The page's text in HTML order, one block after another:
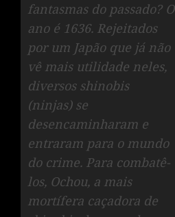
fantasmas do passado? O
ano é 1636. Rejeitados
por um Japão que já não
vê mais utilidade neles,
diversos shinobis
(ninjas) se
desencaminharam e
entraram para o mundo
do crime. Para combatê-
los, Ochou, a mais
mortífera caçadora de